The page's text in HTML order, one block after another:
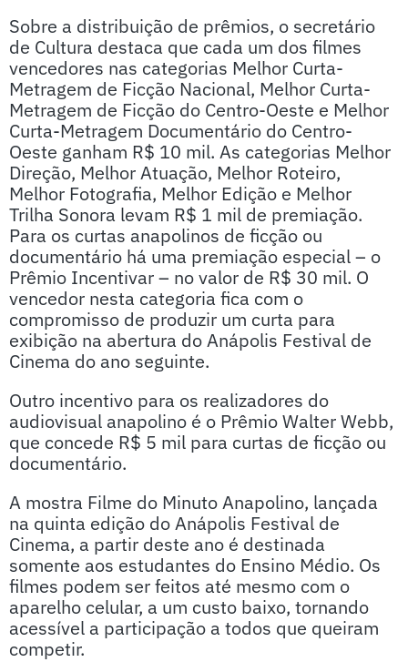
Sobre a distribuição de prêmios, o secretário
de Cultura destaca que cada um dos filmes
vencedores nas categorias Melhor Curta-
Metragem de Ficção Nacional, Melhor Curta-
Metragem de Ficção do Centro-Oeste e Melhor
Curta-Metragem Documentário do Centro-
Oeste ganham R$ 10 mil. As categorias Melhor
Direção, Melhor Atuação, Melhor Roteiro,
Melhor Fotografia, Melhor Edição e Melhor
Trilha Sonora levam R$ 1 mil de premiação.
Para os curtas anapolinos de ficção ou
documentário há uma premiação especial – o
Prêmio Incentivar – no valor de R$ 30 mil. O
vencedor nesta categoria fica com o
compromisso de produzir um curta para
exibição na abertura do Anápolis Festival de
Cinema do ano seguinte.
Outro incentivo para os realizadores do
audiovisual anapolino é o Prêmio Walter Webb,
que concede R$ 5 mil para curtas de ficção ou
documentário.
A mostra Filme do Minuto Anapolino, lançada
na quinta edição do Anápolis Festival de
Cinema, a partir deste ano é destinada
somente aos estudantes do Ensino Médio. Os
filmes podem ser feitos até mesmo com o
aparelho celular, a um custo baixo, tornando
acessível a participação a todos que queiram
competir.